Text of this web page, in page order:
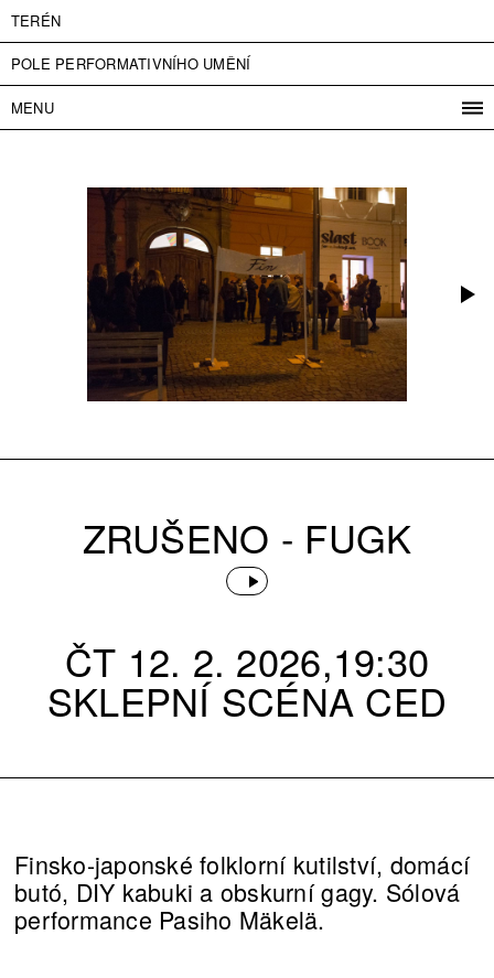
TERÉN
POLE PERFORMATIVNÍHO UMĚNÍ
MENU
VSTUPNÉ
ENGLISH
ZRUŠENO - FUGK
ČT 12. 2. 2026,19:30
SKLEPNÍ SCÉNA CED
Finsko-japonské folklorní kutilství, domácí
butó, DIY kabuki a obskurní gagy. Sólová
performance Pasiho Mäkelä.